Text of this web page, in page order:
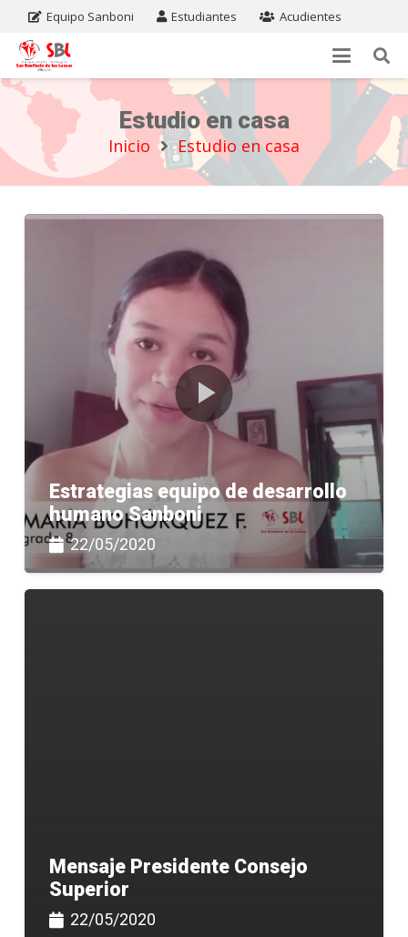
Equipo Sanboni Estudiantes Acudientes
Estudio en casa
Inicio Estudio en casa
Estrategias equipo de desarrollo
humano Sanboni
22/05/2020
Mensaje Presidente Consejo
Superior
22/05/2020